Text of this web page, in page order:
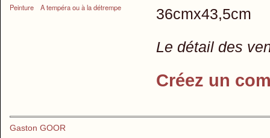
Peinture A tempéra ou à la détrempe
36cmx43,5cm
Le détail des
Créez un
Gaston GOOR